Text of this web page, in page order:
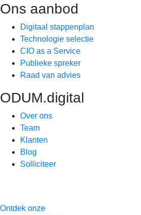
Ons aanbod
Digitaal stappenplan
Technologie selectie
CIO as a Service
Publieke spreker
Raad van advies
ODUM.digital
Over ons
Team
Klanten
Blog
Solliciteer
Ontdek onze